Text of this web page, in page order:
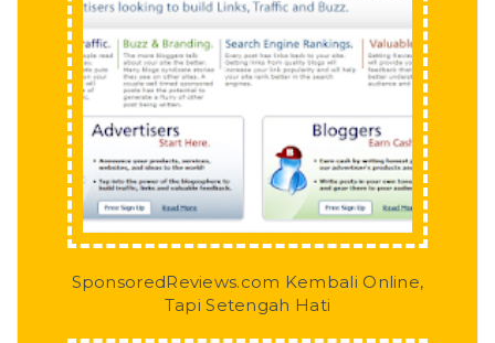
SponsoredReviews.com Kembali Online,
Tapi Setengah Hati